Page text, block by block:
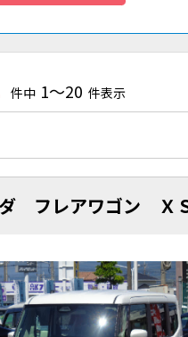
件中 1～20 件表示
フレアワゴン Ｘ